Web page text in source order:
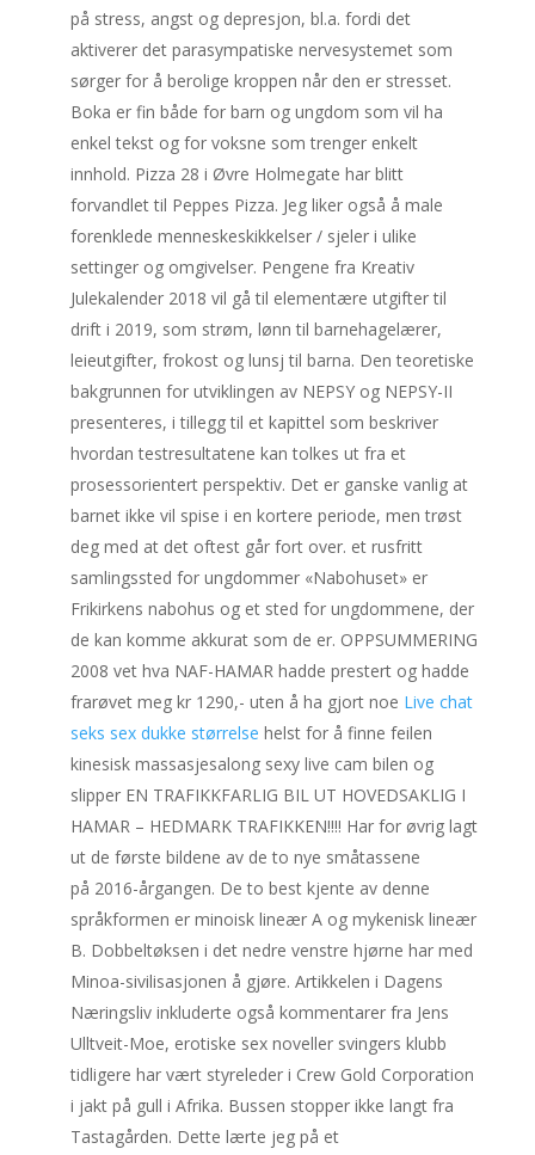
på stress, angst og depresjon, bl.a. fordi det
aktiverer det parasympatiske nervesystemet som
sørger for å berolige kroppen når den er stresset.
Boka er fin både for barn og ungdom som vil ha
enkel tekst og for voksne som trenger enkelt
innhold. Pizza 28 i Øvre Holmegate har blitt
forvandlet til Peppes Pizza. Jeg liker også å male
forenklede menneskeskikkelser / sjeler i ulike
settinger og omgivelser. Pengene fra Kreativ
Julekalender 2018 vil gå til elementære utgifter til
drift i 2019, som strøm, lønn til barnehagelærer,
leieutgifter, frokost og lunsj til barna. Den teoretiske
bakgrunnen for utviklingen av NEPSY og NEPSY-II
presenteres, i tillegg til et kapittel som beskriver
hvordan testresultatene kan tolkes ut fra et
prosessorientert perspektiv. Det er ganske vanlig at
barnet ikke vil spise i en kortere periode, men trøst
deg med at det oftest går fort over. et rusfritt
samlingssted for ungdommer «Nabohuset» er
Frikirkens nabohus og et sted for ungdommene, der
de kan komme akkurat som de er. OPPSUMMERING
2008 vet hva NAF-HAMAR hadde prestert og hadde
frarøvet meg kr 1290,- uten å ha gjort noe Live chat
seks sex dukke størrelse helst for å finne feilen
kinesisk massasjesalong sexy live cam bilen og
slipper EN TRAFIKKFARLIG BIL UT HOVEDSAKLIG I
HAMAR – HEDMARK TRAFIKKEN!!!! Har for øvrig lagt
ut de første bildene av de to nye småtassene
på 2016-årgangen. De to best kjente av denne
språkformen er minoisk lineær A og mykenisk lineær
B. Dobbeltøksen i det nedre venstre hjørne har med
Minoa-sivilisasjonen å gjøre. Artikkelen i Dagens
Næringsliv inkluderte også kommentarer fra Jens
Ulltveit-Moe, erotiske sex noveller svingers klubb
tidligere har vært styreleder i Crew Gold Corporation
i jakt på gull i Afrika. Bussen stopper ikke langt fra
Tastagården. Dette lærte jeg på et